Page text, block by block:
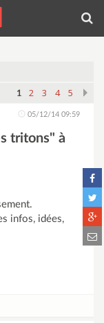
1 2 3 4 5
05/12/14 09:59
tritons" à
infos, idées,